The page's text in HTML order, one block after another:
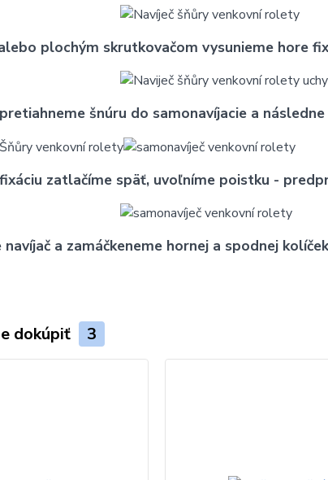
plochým skrutkovačom vysunieme hore
šnúru do samonavíjacie a
zatlačíme späť, uvoľníme poistku -
navíjač a zamáčkeneme hornej a spodnej
dokúpiť 3